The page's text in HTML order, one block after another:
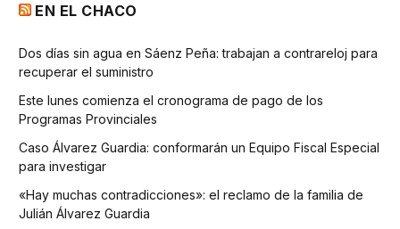
EN EL CHACO
Dos días sin agua en Sáenz Peña: trabajan a contrareloj para
recuperar el suministro
Este lunes comienza el cronograma de pago de los
Programas Provinciales
Caso Álvarez Guardia: conformarán un Equipo Fiscal Especial
para investigar
«Hay muchas contradicciones»: el reclamo de la familia de
Julián Álvarez Guardia